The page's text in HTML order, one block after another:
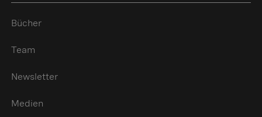
Bücher
Team
Newsletter
Medien